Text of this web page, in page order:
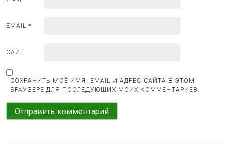
я
м
EMAIL *
САЙТ
СОХРАНИТЬ МОЁ ИМЯ, EMAIL И АДРЕС САЙТА В ЭТОМ
БРАУЗЕРЕ ДЛЯ ПОСЛЕДУЮЩИХ МОИХ КОММЕНТАРИЕВ.